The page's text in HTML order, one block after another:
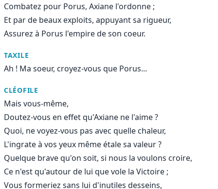
Combatez pour Porus, Axiane l'ordonne ;
Et par de beaux exploits, appuyant sa rigueur,
Assurez à Porus l'empire de son coeur.
TAXILE
Ah ! Ma soeur, croyez-vous que Porus...
CLÉOFILE
Mais vous-même,
Doutez-vous en effet qu'Axiane ne l'aime ?
Quoi, ne voyez-vous pas avec quelle chaleur,
L'ingrate à vos yeux même étale sa valeur ?
Quelque brave qu'on soit, si nous la voulons croire,
Ce n'est qu'autour de lui que vole la Victoire ;
Vous formeriez sans lui d'inutiles desseins,